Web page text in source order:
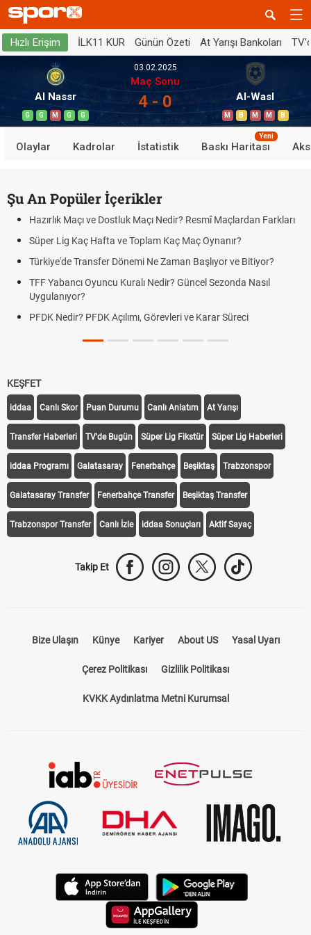
Hızlı Erişim İLK11 KUR Günün Özeti At Yarışı Bankoları
Al Nassr
G G M G G
03.02.2025
Maç Sonu
4 - 0 Al-Wasl
M B M M B
Olaylar Kadrolar İstatistik Baskı Haritası
Yeni
Şu An Popüler İçerikler
Hazırlık Maçı ve Dostluk Maçı Nedir? Resmî Maçlardan Farkları
Süper Lig Kaç Hafta ve Toplam Kaç Maç Oynanır?
Türkiye'de Transfer Dönemi Ne Zaman Başlıyor ve Bitiyor?
TFF Yabancı Oyuncu Kuralı Nedir? Güncel Sezonda Nasıl
Uygulanıyor?
PFDK Nedir? PFDK Açılımı, Görevleri ve Karar Süreci
KEŞFET
iddaa Canlı Skor Puan Durumu Canlı Anlatım At Yarışı
Transfer Haberleri TV'de Bugün Süper Lig Fikstür Süper Lig Haberleri
iddaa Programı Galatasaray Fenerbahçe Beşiktaş Trabzonspor
Galatasaray Transfer Fenerbahçe Transfer Beşiktaş Transfer
Trabzonspor Transfer Canlı İzle iddaa Sonuçları Aktif Sayaç
Takip Et
Bize Ulaşın Künye Kariyer About US Yasal Uyarı
Çerez Politikası Gizlilik Politikası
KVKK Aydınlatma Metni Kurumsal